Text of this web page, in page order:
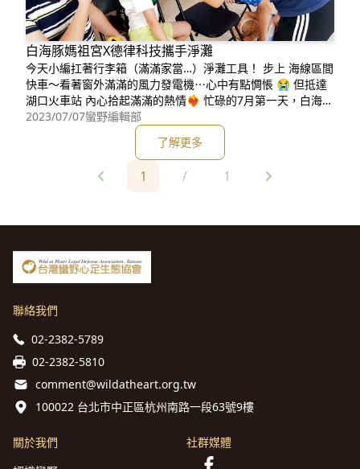
白海豚媽祖宮X德律科技攜手淨灘
今天小編扛著行李箱（滿滿家當…）淨灘工具！ 步上 海線區間
快車～看著窗外滿滿的風力發電機⋯心中有點惆悵 😭 但抵達
湖口火車站 內心拾起滿滿的熱情❤️‍🔥 忙碌的7月第一天，白海豚
媽祖宮夥伴兵分兩路 #館內鹿港學講堂 #永安海濱帶淨灘 超充
實的開始⋯滿滿的能量！ 帶著大家探討著 #海廢從哪來 #生活
減垃圾 #白海豚危機 #淨灘安全 再攜手穿過防風林 來到沙灘上
2023/07/07蠻野編輯部
了解更多
1 / 1
聯絡我們
02-2382-5789
02-2382-5810
comment@wildatheart.org.tw
100022 台北市中正區杭州南路一段63號9樓
關於我們
社群媒體